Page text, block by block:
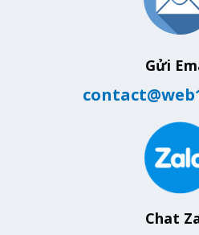
Gửi
Chat